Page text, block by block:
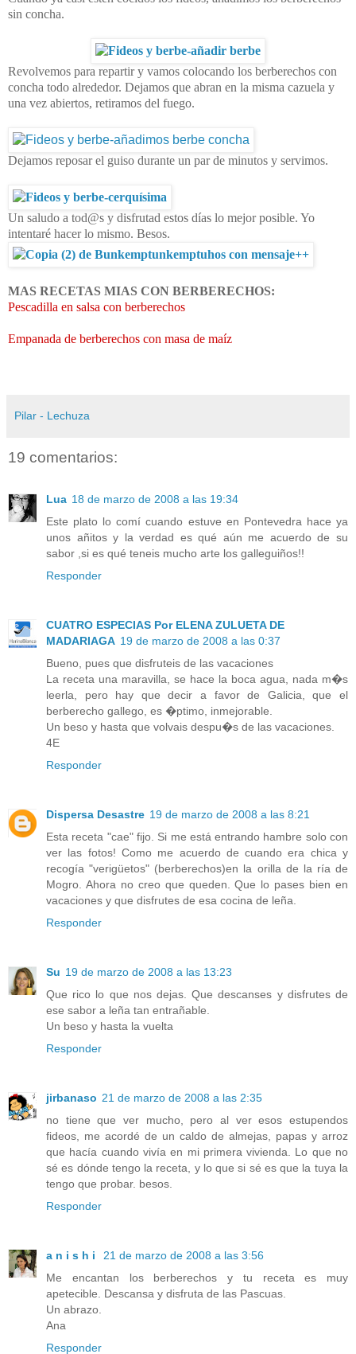
sin concha.
Revolvemos para repartir y vamos colocando los berberechos con
concha todo alrededor. Dejamos que abran en la misma cazuela y
una vez abiertos, retiramos del fuego.
Dejamos reposar el guiso durante un par de minutos y servimos.
Un saludo a tod@s y disfrutad estos días lo mejor posible. Yo
intentaré hacer lo mismo. Besos.
MAS RECETAS MIAS CON BERBERECHOS:
Pescadilla en salsa con berberechos
Empanada de berberechos con masa de maíz
Pilar - Lechuza
19 comentarios:
Lua 18 de marzo de 2008 a las 19:34
Este plato lo comí cuando estuve en Pontevedra hace ya
unos añitos y la verdad es qué aún me acuerdo de su
sabor ,si es qué teneis mucho arte los galleguiños!!
Responder
CUATRO ESPECIAS Por ELENA ZULUETA DE
MADARIAGA 19 de marzo de 2008 a las 0:37
Bueno, pues que disfruteis de las vacaciones
La receta una maravilla, se hace la boca agua, nada m�s
leerla, pero hay que decir a favor de Galicia, que el
berberecho gallego, es �ptimo, inmejorable.
Un beso y hasta que volvais despu�s de las vacaciones.
4E
Responder
Dispersa Desastre 19 de marzo de 2008 a las 8:21
Esta receta "cae" fijo. Si me está entrando hambre solo con
ver las fotos! Como me acuerdo de cuando era chica y
recogía "verigüetos" (berberechos)en la orilla de la ría de
Mogro. Ahora no creo que queden. Que lo pases bien en
vacaciones y que disfrutes de esa cocina de leña.
Responder
Su 19 de marzo de 2008 a las 13:23
Que rico lo que nos dejas. Que descanses y disfrutes de
ese sabor a leña tan entrañable.
Un beso y hasta la vuelta
Responder
jirbanaso 21 de marzo de 2008 a las 2:35
no tiene que ver mucho, pero al ver esos estupendos
fideos, me acordé de un caldo de almejas, papas y arroz
que hacía cuando vivía en mi primera vivienda. Lo que no
sé es dónde tengo la receta, y lo que si sé es que la tuya la
tengo que probar. besos.
Responder
a n i s h i
21 de marzo de 2008 a las 3:56
Me encantan los berberechos y tu receta es muy
apetecible. Descansa y disfruta de las Pascuas.
Un abrazo.
Ana
Responder